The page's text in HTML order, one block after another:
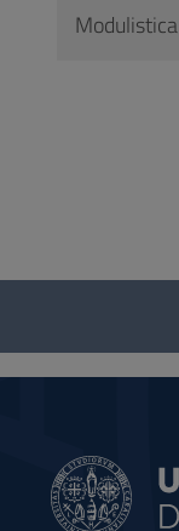
Modulistica
Questionnaire
social